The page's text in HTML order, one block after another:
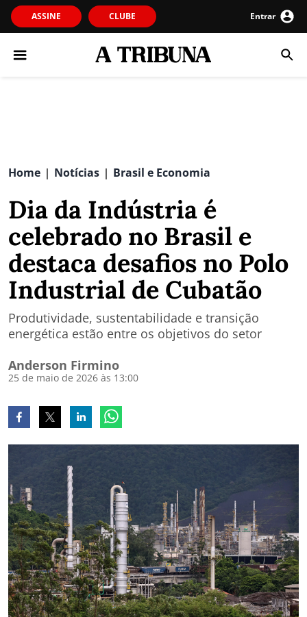
ASSINE CLUBE Entrar
Home | Notícias | Brasil e Economia
Dia da Indústria é
celebrado no Brasil e
destaca desafios no Polo
Industrial de Cubatão
Produtividade, sustentabilidade e transição
energética estão entre os objetivos do setor
Anderson Firmino
25 de maio de 2026 às 13:00